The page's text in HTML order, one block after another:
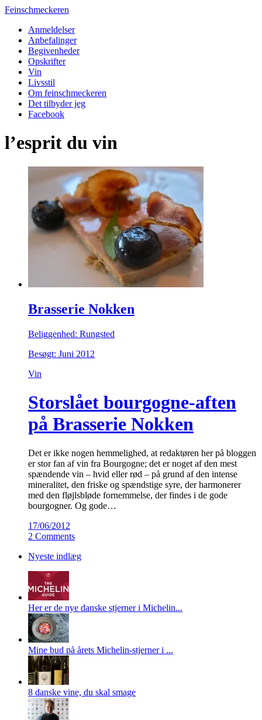
Feinschmeckeren
Anmeldelser
Anbefalinger
Begivenheder
Opskrifter
Vin
Livsstil
Om feinschmeckeren
Det tilbyder jeg
Facebook
l’esprit du vin
Brasserie Nokken
Beliggenhed: Rungsted
Besøgt: Juni 2012
Vin
Storslået bourgogne-aften
på Brasserie Nokken
Det er ikke nogen hemmelighed, at redaktøren her på bloggen
er stor fan af vin fra Bourgogne; det er noget af den mest
spændende vin – hvid eller rød – på grund af den intense
mineralitet, den friske og spændstige syre, der harmonerer
med den fløjlsbløde fornemmelse, der findes i de gode
bourgogner. Og gode…
17/06/2012
2 Comments
Nyeste indlæg
Her er de nye danske stjerner i Michelin...
Mine bud på årets Michelin-stjerner i ...
8 danske vine, du skal smage